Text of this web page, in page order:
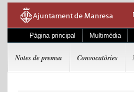
Pàgina principal Multimèdia
Notes de premsa Convocatòries